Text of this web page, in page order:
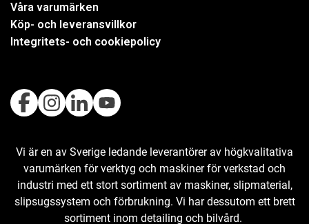
Våra varumärken
Köp- och leveransvillkor
Integritets- och cookiepolicy
Vi är en av Sverige ledande leverantörer av högkvalitativa
varumärken för verktyg och maskiner för verkstad och
industri med ett stort sortiment av maskiner, slipmaterial,
slipsugssystem och förbrukning. Vi har dessutom ett brett
sortiment inom detailing och bilvård.